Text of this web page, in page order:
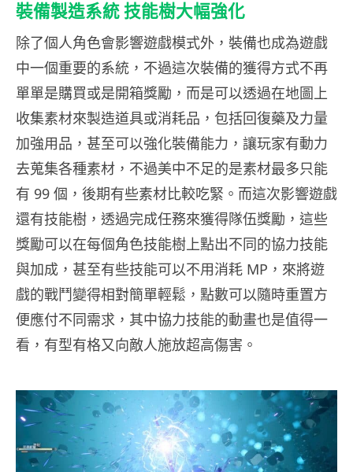
裝備製造系統 技能樹大幅強化
除了個人角色會影響遊戲模式外，裝備也成為遊戲
中一個重要的系統，不過這次裝備的獲得方式不再
單單是購買或是開箱獎勵，而是可以透過在地圖上
收集素材來製造道具或消耗品，包括回復藥及力量
加強用品，甚至可以強化裝備能力，讓玩家有動力
去蒐集各種素材，不過美中不足的是素材最多只能
有 99 個，後期有些素材比較吃緊。而這次影響遊戲
還有技能樹，透過完成任務來獲得隊伍獎勵，這些
獎勵可以在每個角色技能樹上點出不同的協力技能
與加成，甚至有些技能可以不用消耗 MP，來將遊
戲的戰鬥變得相對簡單輕鬆，點數可以隨時重置方
便應付不同需求，其中協力技能的動畫也是值得一
看，有型有格又向敵人施放超高傷害。